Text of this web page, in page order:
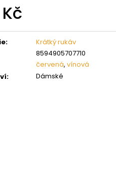
:
Krátký rukáv
8594905707710
červená, vínová
: Dámské